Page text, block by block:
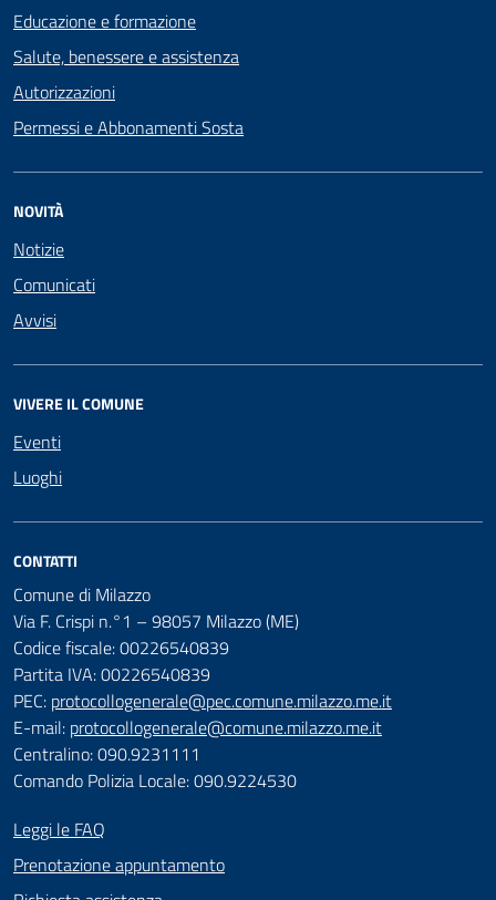
Educazione e formazione
Salute, benessere e assistenza
Autorizzazioni
Permessi e Abbonamenti Sosta
NOVITÀ
Notizie
Comunicati
Avvisi
VIVERE IL COMUNE
Eventi
Luoghi
CONTATTI
Comune di Milazzo
Via F. Crispi n.°1 – 98057 Milazzo (ME)
Codice fiscale: 00226540839
Partita IVA: 00226540839
PEC: protocollogenerale@pec.comune.milazzo.me.it
E-mail: protocollogenerale@comune.milazzo.me.it
Centralino: 090.9231111
Comando Polizia Locale: 090.9224530
Leggi le FAQ
Prenotazione appuntamento